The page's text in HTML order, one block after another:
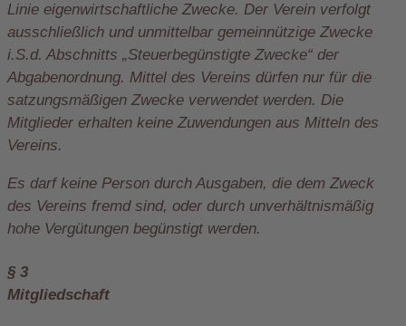
Linie eigenwirtschaftliche Zwecke. Der Verein verfolgt
ausschließlich und unmittelbar gemeinnützige Zwecke
i.S.d. Abschnitts „Steuerbegünstigte Zwecke“ der
Abgabenordnung. Mittel des Vereins dürfen nur für die
satzungsmäßigen Zwecke verwendet werden. Die
Mitglieder erhalten keine Zuwendungen aus Mitteln des
Vereins.
Es darf keine Person durch Ausgaben, die dem Zweck
des Vereins fremd sind, oder durch unverhältnismäßig
hohe Vergütungen begünstigt werden.
§ 3
Mitgliedschaft